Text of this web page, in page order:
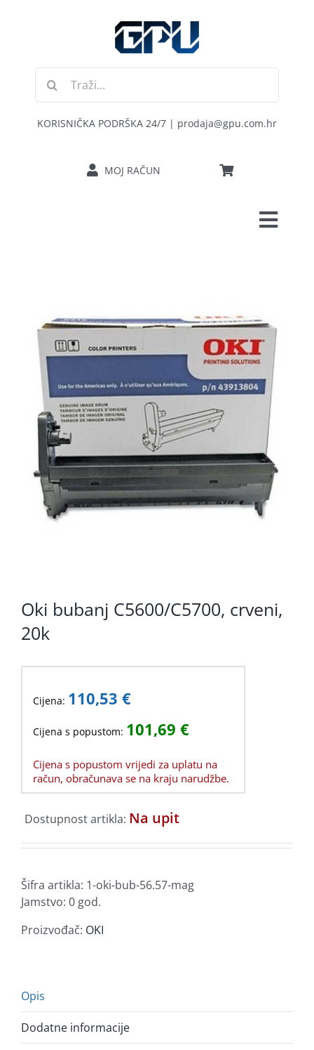
Traži...
KORISNIČKA PODRŠKA 24/7 | prodaja@gpu.com.hr
MOJ RAČUN
KOMPONENTE
PERIFERIJA
KABELI I KONEKTORI
MREŽNA OPREMA
PRINTERI
POTROŠNI
POTROŠAČKA ELEKTRONIKA
Oki bubanj C5600/C5700, crveni,
20k
Cijena: 110,53 €
Cijena s popustom: 101,69 €
Cijena s popustom vrijedi za uplatu na
račun, obračunava se na kraju narudžbe.
Dostupnost artikla: Na upit
Šifra artikla: 1-oki-bub-56.57-mag
Jamstvo: 0 god.
Proizvođač: OKI
Opis
Dodatne informacije